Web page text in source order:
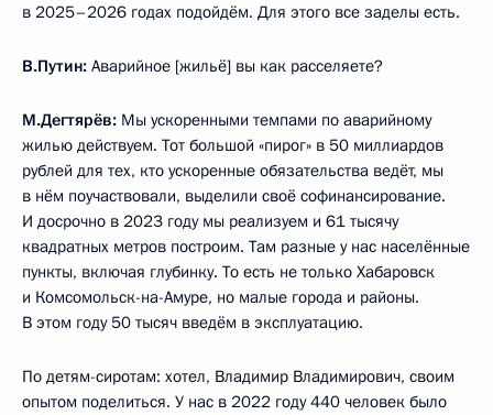
в 2025–2026 годах подойдём. Для этого все заделы есть.
В.Путин: Аварийное [жильё] вы как расселяете?
М.Дегтярёв: Мы ускоренными темпами по аварийному
жилью действуем. Тот большой «пирог» в 50 миллиардов
рублей для тех, кто ускоренные обязательства ведёт, мы
в нём поучаствовали, выделили своё софинансирование.
И досрочно в 2023 году мы реализуем и 61 тысячу
квадратных метров построим. Там разные у нас населённые
пункты, включая глубинку. То есть не только Хабаровск
и Комсомольск-на-Амуре, но малые города и районы.
В этом году 50 тысяч введём в эксплуатацию.
По детям-сиротам: хотел, Владимир Владимирович, своим
опытом поделиться. У нас в 2022 году 440 человек было